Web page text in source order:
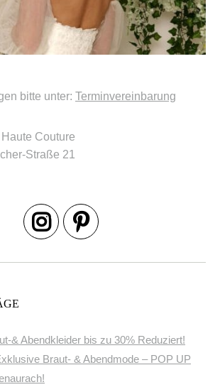
Straße 21
Braut- & Abendmode – POP UP
– Schnitte & Stile